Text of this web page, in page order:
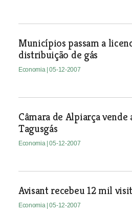
Municípios passam a
distribuição de gás
Economia | 05-12-2007
Câmara de Alpiarça vende
Tagusgás
Economia | 05-12-2007
Avisant recebeu 12 mil
Economia | 05-12-2007